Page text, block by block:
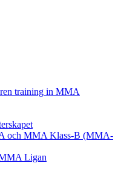
training in MMA
och MMA Klass-B (MMA-
Ligan